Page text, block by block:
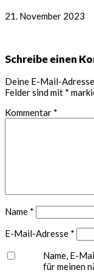
21. November 2023
Leser-
Interaktionen
Schreibe einen
Deine E-Mail-
Felder sind mit *
Kommentar *
Name *
E-Mail-Adresse *
Name, E-
für meinen